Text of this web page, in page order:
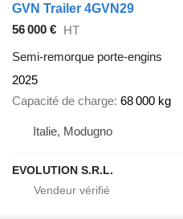
GVN Trailer 4GVN29
56 000 € HT
Semi-remorque porte-engins
2025
Capacité de charge 68 000 kg
Italie, Modugno
EVOLUTION S.R.L.